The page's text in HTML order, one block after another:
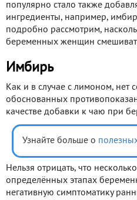
популярно стало также
ингредиенты, например,
подробно рассмотрим,
беременных женщин
Имбирь
Как и в случае с лимоном, нет
обоснованных
качестве добавки к чаю при
Узнайте больше о
Нельзя отрицать, что
определённых этапах
негативную симптоматику